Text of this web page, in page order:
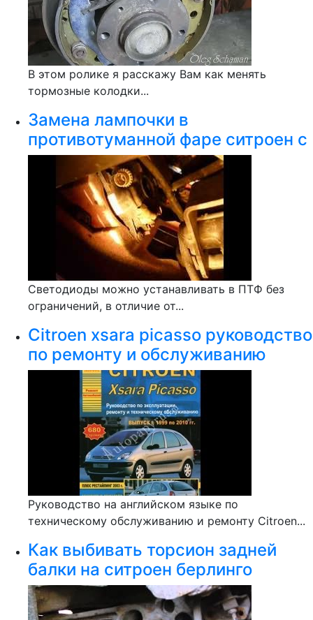
В этом ролике я расскажу Вам как менять
тормозные колодки...
Замена лампочки в
противотуманной фаре ситроен с
Светодиоды можно устанавливать в ПТФ без
ограничений, в отличие от...
Citroen xsara picasso руководство
по ремонту и обслуживанию
Руководство на английском языке по
техническому обслуживанию и ремонту Citroen...
Как выбивать торсион задней
балки на ситроен берлинго